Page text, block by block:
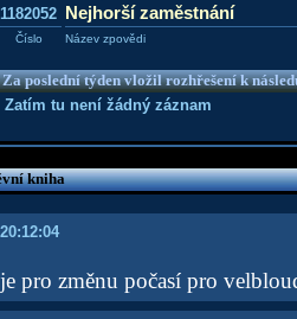
1182052 Nejhorší zaměstnání
Číslo Název zpovědi
Za poslední týden vložil rozhřešení k
Zatím tu není žádný záznam
kniha
pro změnu počasí pro